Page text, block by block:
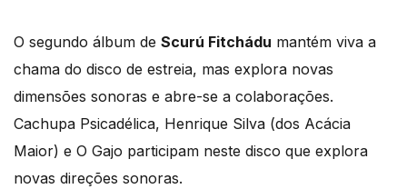
O segundo álbum de Scurú Fitchádu mantém viva a
chama do disco de estreia, mas explora novas
dimensões sonoras e abre-se a colaborações.
Cachupa Psicadélica, Henrique Silva (dos Acácia
Maior) e O Gajo participam neste disco que explora
novas direções sonoras.